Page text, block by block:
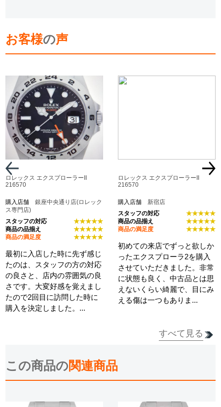
お客様の声
ロレックス エクスプローラーII
216570
購入店舗銀座中央通り店(ロレック
ス専門店)
スタッフの対応
★★★★★
商品の品揃え
★★★★★
商品の満足度
★★★★★
最初に入店した時に先ず感じ
たのは、スタッフの方の対応
の良さと、店内の雰囲気の良
さです。大変好感を覚えまし
たので2回目に訪問した時に
購入を決定しました。...
ロレックス エクスプローラーII
216570
購入店舗 新宿店
スタッフの対応
★★★★★
商品の品揃え
★★★★★
商品の満足度
★★★★★
初めての来店でずっと欲しか
ったエクスプローラ2を購入
させていただきました。非常
に状態も良く、中古品とは思
えないくらい綺麗で、目にみ
える傷は一つもありま...
すべて見る
この商品の関連商品